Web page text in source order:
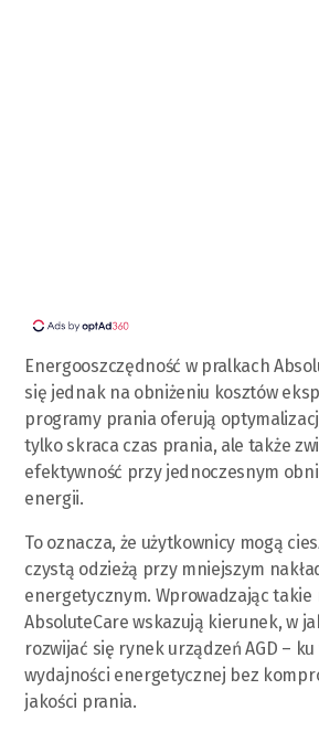
Energooszczędność w pralkach
się jednak na obniżeniu kosztów
programy prania oferują
tylko skraca czas prania, ale także
efektywność przy jednoczesnym
energii.
To oznacza, że użytkownicy mogą
czystą odzieżą przy mniejszym
energetycznym. Wprowadzając takie
AbsoluteCare wskazują kierunek, w
rozwijać się rynek urządzeń AGD – ku
wydajności energetycznej bez
jakości prania.